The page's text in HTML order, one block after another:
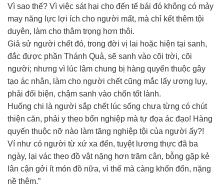
Vì sao thế? Vì việc sát hại cho đến tế bái đó không có mảy
may năng lực lợi ích cho người mất, mà chỉ kết thêm tội
duyên, làm cho thâm trọng hơn thôi.
Giả sử người chết đó, trong đời vị lai hoặc hiện tại sanh,
đắc được phần Thánh Quả, sẽ sanh vào cõi trời, cõi
người; nhưng vì lúc lâm chung bị hàng quyến thuộc gây
tạo ác nhân, làm cho người chết cũng mắc lấy ương lụy,
phải đối biện, chậm sanh vào chốn tốt lành.
Huống chi là người sắp chết lúc sống chưa từng có chút
thiện căn, phải y theo bổn nghiệp mà tự đọa ác đạo! Hàng
quyến thuộc nỡ nào làm tăng nghiệp tội của người ấy?!
Ví như có người từ xứ xa đến, tuyệt lương thực đã ba
ngày, lại vác theo đồ vật nặng hơn trăm cân, bỗng gặp kẻ
lân cận gởi ít món đồ nữa, vì thế mà càng khốn đốn, nặng
nề thêm.”